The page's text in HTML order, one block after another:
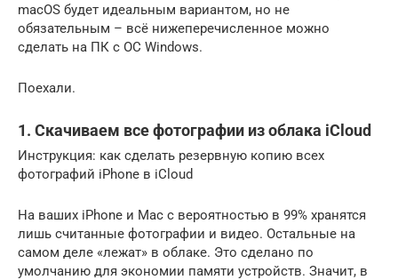
macOS будет идеальным вариантом, но не
обязательным – всё нижеперечисленное можно
сделать на ПК с ОС Windows.
Поехали.
1. Скачиваем все фотографии из облака iCloud
Инструкция: как сделать резервную копию всех
фотографий iPhone в iCloud
На ваших iPhone и Mac с вероятностью в 99% хранятся
лишь считанные фотографии и видео. Остальные на
самом деле «лежат» в облаке. Это сделано по
умолчанию для экономии памяти устройств. Значит, в